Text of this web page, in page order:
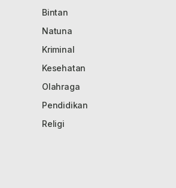
Bintan
Natuna
Kriminal
Kesehatan
Olahraga
Pendidikan
Religi